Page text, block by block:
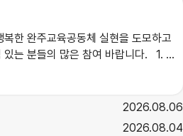
한 완주교육공동체 실현을 도모하고
분들의 많은 참여 바랍니다. 1. 추
이 있거나 관심이 있는 자 4. 신청방
7662)하여 신청서 수신 여부 확인
2026 08.06
2026 08.04